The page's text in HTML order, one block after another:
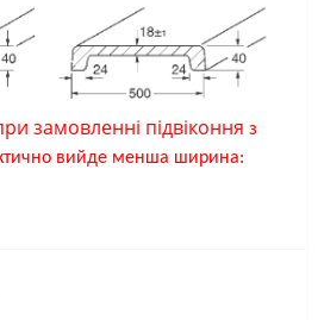
замовленні підвіконня з
вийде менша ширина: